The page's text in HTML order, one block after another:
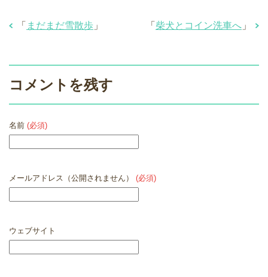
「 柴犬とコイン洗車へ 」
「 まだまだ雪散歩 」
コメントを残す
名前 (必須)
メールアドレス（公開されません） (必須)
ウェブサイト